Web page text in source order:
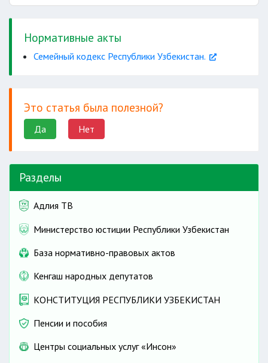
Нормативные акты
Семейный кодекс Республики Узбекистан.
Это статья была полезной?
Да Нет
Разделы
Адлия ТВ
Министерство юстиции Республики Узбекистан
База нормативно-правовых актов
Кенгаш народных депутатов
КОНСТИТУЦИЯ РЕСПУБЛИКИ УЗБЕКИСТАН
Пенсии и пособия
Центры социальных услуг «Инсон»